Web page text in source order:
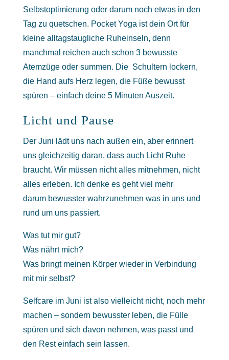
Selbstoptimierung oder darum noch etwas in den
Tag zu quetschen. Pocket Yoga ist dein Ort für
kleine alltagstaugliche Ruheinseln, denn
manchmal reichen auch schon 3 bewusste
Atemzüge oder summen. Die Schultern lockern,
die Hand aufs Herz legen, die Füße bewusst
spüren – einfach deine 5 Minuten Auszeit.
Licht und Pause
Der Juni lädt uns nach außen ein, aber erinnert
uns gleichzeitig daran, dass auch Licht Ruhe
braucht. Wir müssen nicht alles mitnehmen, nicht
alles erleben. Ich denke es geht viel mehr
darum bewusster wahrzunehmen was in uns und
rund um uns passiert.
Was tut mir gut?
Was nährt mich?
Was bringt meinen Körper wieder in Verbindung
mit mir selbst?
Selfcare im Juni ist also vielleicht nicht, noch mehr
machen – sondern bewusster leben, die Fülle
spüren und sich davon nehmen, was passt und
den Rest einfach sein lassen.